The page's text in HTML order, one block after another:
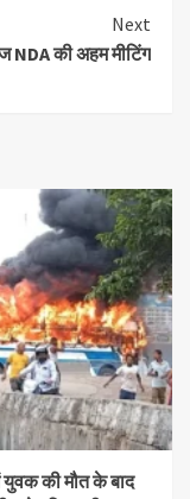
Next
NDA की अहम मीटिंग
युवक की मौत के बाद